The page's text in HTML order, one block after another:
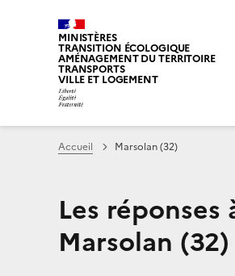
MINISTÈRES
TRANSITION ÉCOLOGIQUE
AMÉNAGEMENT DU TERRITOIRE
TRANSPORTS
VILLE ET LOGEMENT
Accueil Marsolan (32)
Les réponses
Marsolan (32)